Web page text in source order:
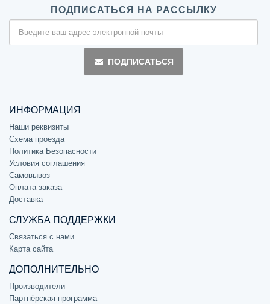
ПОДПИСАТЬСЯ НА РАССЫЛКУ
ПОДПИСАТЬСЯ
ИНФОРМАЦИЯ
Наши реквизиты
Схема проезда
Политика Безопасности
Условия соглашения
Самовывоз
Оплата заказа
Доставка
СЛУЖБА ПОДДЕРЖКИ
Связаться с нами
Карта сайта
ДОПОЛНИТЕЛЬНО
Производители
Партнёрская программа